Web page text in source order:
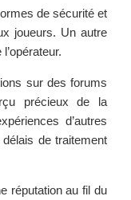
de sécurité et
joueurs. Un autre
sur des forums
précieux de la
d’autres
de traitement
réputation au fil du